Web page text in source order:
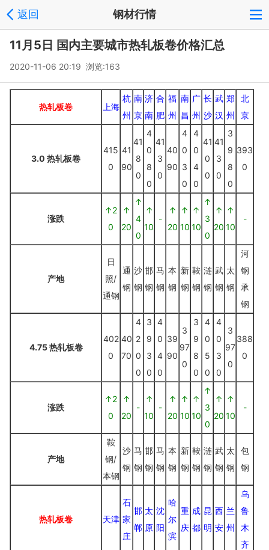
返回 钢材行情
11月5日 国内主要城市热轧板卷价格汇总
2020-11-06 20:19 浏览:163
热轧板卷 上海
杭
州
南
京
济
南
合
肥
福
州
南
昌
广
州
长
沙
武
汉
郑
州
北
京
3.0 热轧板卷
415
0
41
90
41
8
0
4
0
8
0
41
3
0
40
90
4
0
3
0
4
0
4
0
41
0
0
41
3
0
3
9
8
0
393
0
涨跌
↑2
0
↑
20
↑
4
0
↑
10
-
↑
20
↑
10
↑
10
↑
3
0
↑
20
↑
10
-
产地
日
照/
通钢
通
钢
沙
钢
邯
钢
马
钢
本
钢
新
钢
鞍
钢
涟
钢
武
钢
太
钢
河
钢
承
钢
4.75 热轧板卷
402
0
40
70
4
2
0
0
3
9
3
0
4
0
4
0
39
90
3
97
0
3
9
8
0
4
0
5
0
4
0
3
0
3
97
0
388
0
涨跌
↑2
0
↑
20
-
↑
10
-
↑
20
↑
10
↑
10
↑
3
0
↑
20
↑
10
-
产地
鞍
钢/
本钢
沙
钢
马
钢
邯
钢
马
钢
本
钢
新
钢
鞍
钢
涟
钢
武
钢
太
钢
包
钢
热轧板卷 天津
石
家
庄
邯
郸
太
原
沈
阳
哈
尔
滨
重
庆
成
都
昆
明
西
安
兰
州
乌
鲁
木
齐